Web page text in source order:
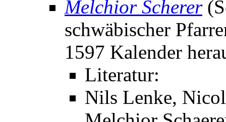
Melchior Scherer
schwäbischer
1597 Kalender
Literatur:
Nils Lenke,